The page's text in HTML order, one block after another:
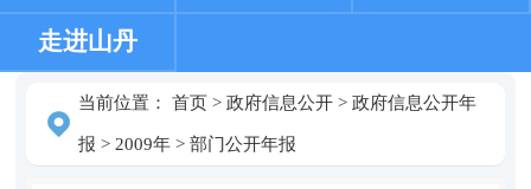
走进山丹
当前位置： 首页> 政府信息公开> 政府信息公开年
报 > 2009年> 部门公开年报